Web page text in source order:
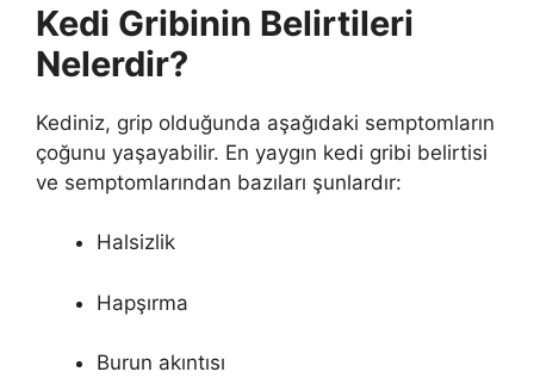
Kedi Gribinin Belirtileri
Nelerdir?
Kediniz, grip olduğunda aşağıdaki semptomların
çoğunu yaşayabilir. En yaygın kedi gribi belirtisi
ve semptomlarından bazıları şunlardır:
Halsizlik
Hapşırma
Burun akıntısı